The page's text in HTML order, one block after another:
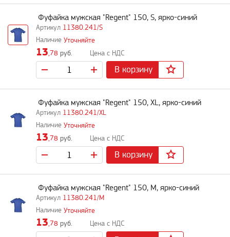
11380.241/S
Фуфайка мужская "Regent" 150, S, ярко-синий
Уточняйте
13,78 руб.
В корзину
11380.241/XL
Фуфайка мужская "Regent" 150, XL, ярко-синий
Уточняйте
13,78 руб.
В корзину
11380.241/M
Фуфайка мужская "Regent" 150, M, ярко-синий
Уточняйте
13,78 руб.